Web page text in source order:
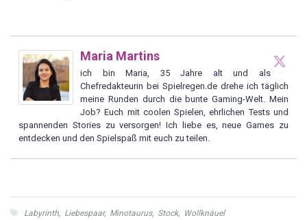
Maria Martins
ich bin Maria, 35 Jahre alt und als
Chefredakteurin bei Spielregen.de drehe ich täglich
meine Runden durch die bunte Gaming-Welt. Mein
Job? Euch mit coolen Spielen, ehrlichen Tests und
spannenden Stories zu versorgen! Ich liebe es, neue Games zu
entdecken und den Spielspaß mit euch zu teilen.
Labyrinth, Liebespaar, Minotaurus, Stock, Wollknäuel